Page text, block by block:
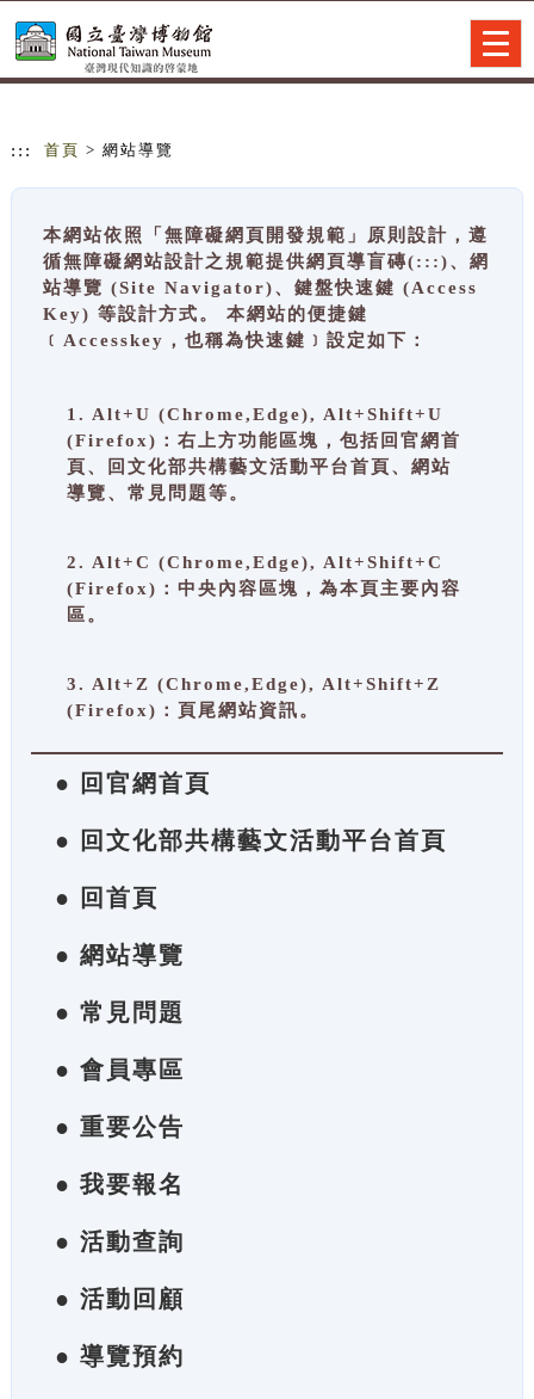
::: 首頁 > 網站導覽
本網站依照「無障礙網頁開發規範」原則設計，遵
循無障礙網站設計之規範提供網頁導盲磚(:::)、網
站導覽 (Site Navigator)、鍵盤快速鍵 (Access
Key) 等設計方式。 本網站的便捷鍵
﹝Accesskey，也稱為快速鍵﹞設定如下：
1. Alt+U (Chrome,Edge), Alt+Shift+U
(Firefox)：右上方功能區塊，包括回官網首
頁、回文化部共構藝文活動平台首頁、網站
導覽、常見問題等。
2. Alt+C (Chrome,Edge), Alt+Shift+C
(Firefox)：中央內容區塊，為本頁主要內容
區。
3. Alt+Z (Chrome,Edge), Alt+Shift+Z
(Firefox)：頁尾網站資訊。
● 回官網首頁
● 回文化部共構藝文活動平台首頁
● 回首頁
● 網站導覽
● 常見問題
● 會員專區
● 重要公告
● 我要報名
● 活動查詢
● 活動回顧
● 導覽預約